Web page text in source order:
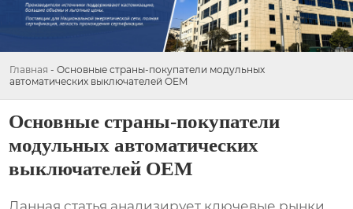
Главная - Основные страны-покупатели модульных
автоматических выключателей OEM
Основные страны-покупатели
модульных автоматических
выключателей OEM